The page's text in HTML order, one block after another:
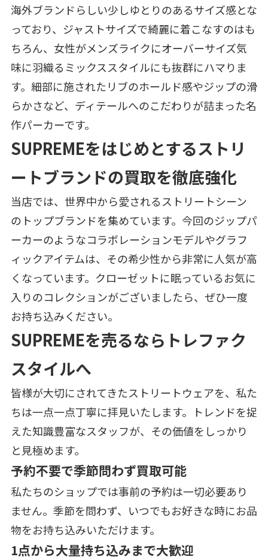
海外ブランドらしい少しゆとりのあるサイズ感とな
っており、ジャストサイズで綺麗に着こなすのはも
ちろん、女性がメンズライクにオーバーサイズ気
味に羽織るミックススタイルにも抜群にハマりま
す。細部に施されたリブのホールド感やジップの滑
らかさなど、ディテールへのこだわりが詰まった名
作パーカーです。
SUPREMEをはじめとするストリ
ートブランドの買取を徹底強化
当店では、世界中から愛されるストリートシーン
のトップブランドを集めています。今回のジップパ
ーカーのようなコラボレーションモデルやグラフ
ィックアイテムは、その希少性から非常に人気が高
くなっています。クローゼットに眠っているお気に
入りのコレクションがございましたら、ぜひ一度
お持ち込みください。
SUPREMEを売るならトレファク
スタイルへ
皆様が大切にされてきたストリートウェアを、私た
ちは一点一点丁寧に拝見いたします。トレンドを捉
えた知識豊富なスタッフが、その価値をしっかり
と見極めます。
予約不要で季節問わず買取可能
私たちのショップでは事前の予約は一切必要あり
ません。季節を問わず、いつでもお好きな時にお品
物をお持ち込みいただけます。
1点から大量持ち込みまで大歓迎